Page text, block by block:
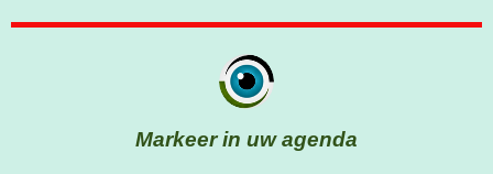
Markeer in uw agenda